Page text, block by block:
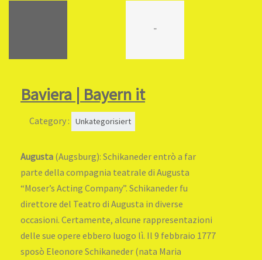
-
Baviera | Bayern it
Category : Unkategorisiert
Augusta (Augsburg): Schikaneder entrò a far
parte della compagnia teatrale di Augusta
“Moser’s Acting Company”. Schikaneder fu
direttore del Teatro di Augusta in diverse
occasioni. Certamente, alcune rappresentazioni
delle sue opere ebbero luogo lì. Il 9 febbraio 1777
sposò Eleonore Schikaneder (nata Maria